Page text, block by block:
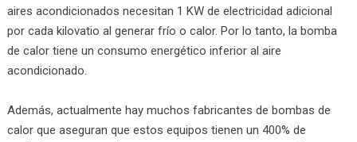
aires acondicionados necesitan 1 KW de electricidad adicional
por cada kilovatio al generar frío o calor. Por lo tanto, la bomba
de calor tiene un consumo energético inferior al aire
acondicionado.
Además, actualmente hay muchos fabricantes de bombas de
calor que aseguran que estos equipos tienen un 400% de